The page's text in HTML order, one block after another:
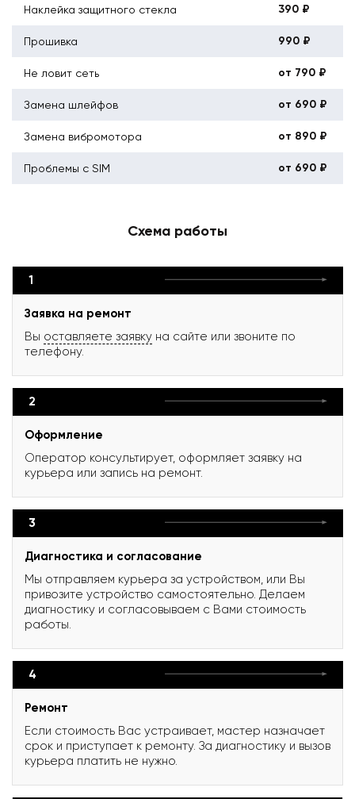
Наклейка защитного стекла 390 ₽
Прошивка 990 ₽
Не ловит сеть от 790 ₽
Замена шлейфов от 690 ₽
Замена вибромотора от 890 ₽
Проблемы с SIM от 690 ₽
Схема работы
1
Заявка на ремонт
Вы оставляете заявку на сайте или звоните по
телефону.
2
Оформление
Оператор консультирует, оформляет заявку на
курьера или запись на ремонт.
3
Диагностика и согласование
Мы отправляем курьера за устройством, или Вы
привозите устройство самостоятельно. Делаем
диагностику и согласовываем с Вами стоимость
работы.
4
Ремонт
Если стоимость Вас устраивает, мастер назначает
срок и приступает к ремонту. За диагностику и вызов
курьера платить не нужно.